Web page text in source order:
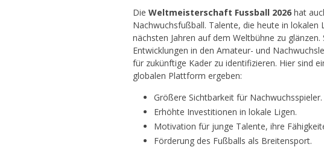
Die Weltmeisterschaft Fussball 2026 hat
Nachwuchsfußball. Talente, die heute in lokalen
nächsten Jahren auf dem Weltbühne zu
Entwicklungen in den Amateur- und
für zukünftige Kader zu identifizieren. Hier sind
globalen Plattform ergeben:
Größere Sichtbarkeit für Nachwuchsspieler.
Erhöhte Investitionen in lokale Ligen.
Motivation für junge Talente, ihre
Förderung des Fußballs als Breitensport.